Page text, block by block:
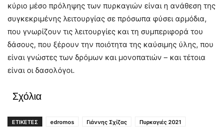
κύριο μέσο πρόληψης των πυρκαγιών είναι η ανάθεση της
συγκεκριμένης λειτουργίας σε πρόσωπα φύσει αρμόδια,
που γνωρίζουν τις λειτουργίες και τη συμπεριφορά του
δάσους, που ξέρουν την ποιότητα της καύσιμης ύλης, που
είναι γνώστες των δρόμων και μονοπατιών – και τέτοια
είναι οι δασολόγοι.
Σχόλια
ΕΤΙΚΕΤΕΣ edromos Γιάννης Σχίζας Πυρκαγιές 2021